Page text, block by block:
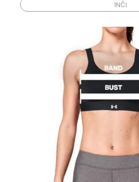
4 inča
5 inča
6 inča
Band(in)
INČI